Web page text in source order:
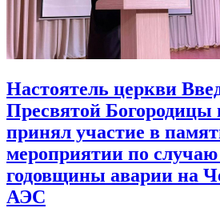
Настоятель церкви
Пресвятой Богородицы
принял участие в
мероприятии по
годовщины аварии на
АЭС